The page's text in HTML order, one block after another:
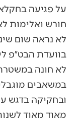
על פגיעה
חורש ואלימות
לא נראה שום
בוועדת הבט״פ
לא חונה
במשאבים
ובחקיקה בדגש
מאוד מאוד